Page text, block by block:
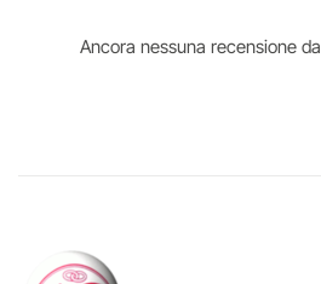
Ancora nessuna recensione